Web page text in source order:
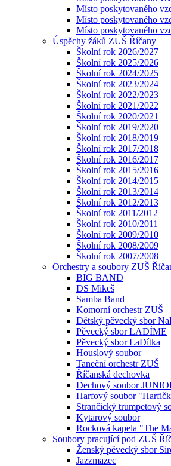
Místo poskytovaného
Místo poskytovaného
Místo poskytovaného
Úspěchy žáků ZUŠ Říčany
Školní rok 2026/2027
Školní rok 2025/2026
Školní rok 2024/2025
Školní rok 2023/2024
Školní rok 2022/2023
Školní rok 2021/2022
Školní rok 2020/2021
Školní rok 2019/2020
Školní rok 2018/2019
Školní rok 2017/2018
Školní rok 2016/2017
Školní rok 2015/2016
Školní rok 2014/2015
Školní rok 2013/2014
Školní rok 2012/2013
Školní rok 2011/2012
Školní rok 2010/2011
Školní rok 2009/2010
Školní rok 2008/2009
Školní rok 2007/2008
Orchestry a soubory ZUŠ
BIG BAND
DS Mikeš
Samba Band
Komorní orchestr ZUŠ
Dětský pěvecký sbor
Pěvecký sbor LADÍME
Pěvecký sbor LaDítka
Houslový soubor
Taneční orchestr ZUŠ
Říčanská dechovka
Dechový soubor
Harfový soubor
Strančický trumpetový
Kytarový soubor
Rocková kapela "The
Soubory pracující pod ZUŠ
Ženský pěvecký sbor
Jazzmazec